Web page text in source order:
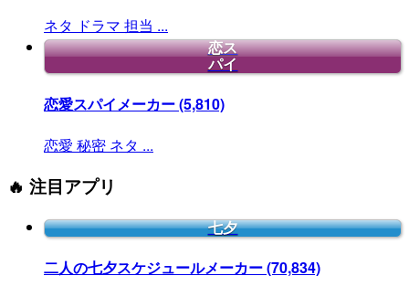
ネタ ドラマ 担当 ...
恋ス
パイ
恋愛スパイメーカー(5,810)
恋愛 秘密 ネタ ...
🔥 注目アプリ
七夕
二人の七夕スケジュールメーカー(70,834)